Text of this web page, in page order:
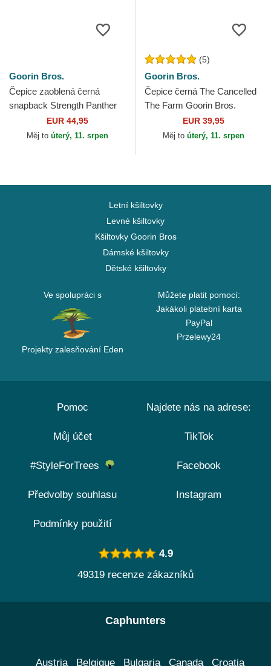
Goorin Bros.
Čepice zaoblená černá
snapback Strength Panther
Suede The Farm Goorin
Bros.
EUR 44,95
Měj to úterý, 11. srpen
(5)
Goorin Bros.
Čepice černá The Cancelled
The Farm Goorin Bros.
EUR 39,95
Měj to úterý, 11. srpen
Letní kšiltovky
Levné kšiltovky
Kšiltovky Goorin Bros
Dámské kšiltovky
Dětské kšiltovky
Ve spolupráci s
Projekty zalesňování Eden
Můžete platit pomocí:
Jakákoli platební karta
PayPal
Przelewy24
Pomoc
Můj účet
#StyleForTrees
Předvolby souhlasu
Podmínky použití
Najdete nás na adrese:
TikTok
Facebook
Instagram
4.9
49319 recenze zákazníků
Caphunters
Austria Belgique Bulgaria Canada Croatia